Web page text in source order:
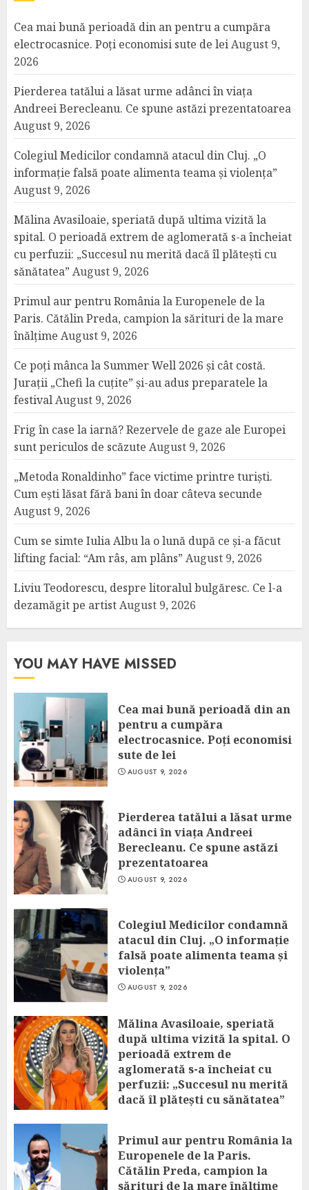
Cea mai bună perioadă din an pentru a cumpăra
electrocasnice. Poți economisi sute de leiAugust 9,
2026
Pierderea tatălui a lăsat urme adânci în viața
Andreei Berecleanu. Ce spune astăzi prezentatoarea
August 9, 2026
Colegiul Medicilor condamnă atacul din Cluj. „O
informație falsă poate alimenta teama și violența”
August 9, 2026
Mălina Avasiloaie, speriată după ultima vizită la
spital. O perioadă extrem de aglomerată s-a încheiat
cu perfuzii: „Succesul nu merită dacă îl plătești cu
sănătatea” August 9, 2026
Primul aur pentru România la Europenele de la
Paris. Cătălin Preda, campion la sărituri de la mare
înălțime August 9, 2026
Ce poți mânca la Summer Well 2026 și cât costă.
Jurații „Chefi la cuțite” și-au adus preparatele la
festivalAugust 9, 2026
Frig în case la iarnă? Rezervele de gaze ale Europei
sunt periculos de scăzute August 9, 2026
„Metoda Ronaldinho” face victime printre turiști.
Cum ești lăsat fără bani în doar câteva secunde
August 9, 2026
Cum se simte Iulia Albu la o lună după ce și-a făcut
lifting facial: “Am râs, am plâns” August 9, 2026
Liviu Teodorescu, despre litoralul bulgăresc. Ce l-a
dezamăgit pe artistAugust 9, 2026
YOU MAY HAVE MISSED
Cea mai bună perioadă din an
pentru a cumpăra
electrocasnice. Poți economisi
sute de lei
AUGUST 9, 2026
Pierderea tatălui a lăsat urme
adânci în viața Andreei
Berecleanu. Ce spune astăzi
prezentatoarea
AUGUST 9, 2026
Colegiul Medicilor condamnă
atacul din Cluj. „O informație
falsă poate alimenta teama și
violența”
AUGUST 9, 2026
Mălina Avasiloaie, speriată
după ultima vizită la spital. O
perioadă extrem de
aglomerată s-a încheiat cu
perfuzii: „Succesul nu merită
dacă îl plătești cu sănătatea”
Primul aur pentru România la
Europenele de la Paris.
Cătălin Preda, campion la
sărituri de la mare înălțime